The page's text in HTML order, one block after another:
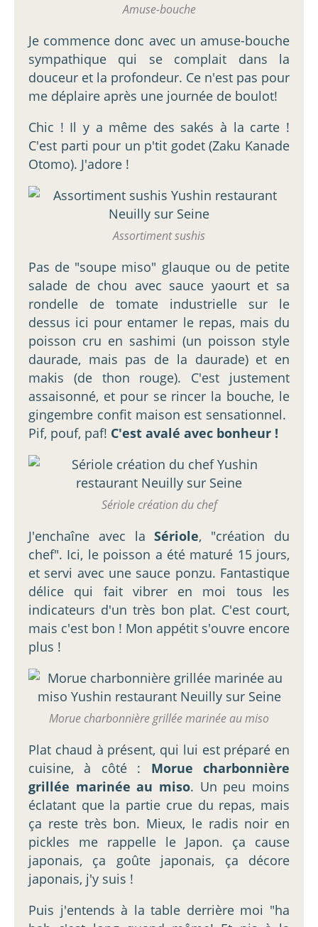
Amuse-bouche
Je commence donc avec un amuse-bouche
sympathique qui se complait dans la
douceur et la profondeur. Ce n'est pas pour
me déplaire après une journée de boulot!
Chic ! Il y a même des sakés à la carte !
C'est parti pour un p'tit godet (Zaku Kanade
Otomo). J'adore !
Assortiment sushis
Pas de "soupe miso" glauque ou de petite
salade de chou avec sauce yaourt et sa
rondelle de tomate industrielle sur le
dessus ici pour entamer le repas, mais du
poisson cru en sashimi (un poisson style
daurade, mais pas de la daurade) et en
makis (de thon rouge). C'est justement
assaisonné, et pour se rincer la bouche, le
gingembre confit maison est sensationnel.
Pif, pouf, paf! C'est avalé avec bonheur !
Sériole création du chef
J'enchaîne avec laSériole, "création du
chef". Ici, le poisson a été maturé 15 jours,
et servi avec une sauce ponzu. Fantastique
délice qui fait vibrer en moi tous les
indicateurs d'un très bon plat. C'est court,
mais c'est bon ! Mon appétit s'ouvre encore
plus !
Morue charbonnière grillée marinée au miso
Plat chaud à présent, qui lui est préparé en
cuisine, à côté : Morue charbonnière
grillée marinée au miso. Un peu moins
éclatant que la partie crue du repas, mais
ça reste très bon. Mieux, le radis noir en
pickles me rappelle le Japon. ça cause
japonais, ça goûte japonais, ça décore
japonais, j'y suis !
Puis j'entends à la table derrière moi "ha